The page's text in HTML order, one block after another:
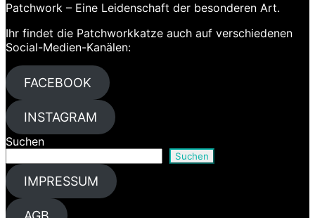
Patchwork – Eine Leidenschaft der besonderen Art.
Ihr findet die Patchworkkatze auch auf verschiedenen
Social-Medien-Kanälen:
FACEBOOK
INSTAGRAM
Suchen
Suchen
IMPRESSUM